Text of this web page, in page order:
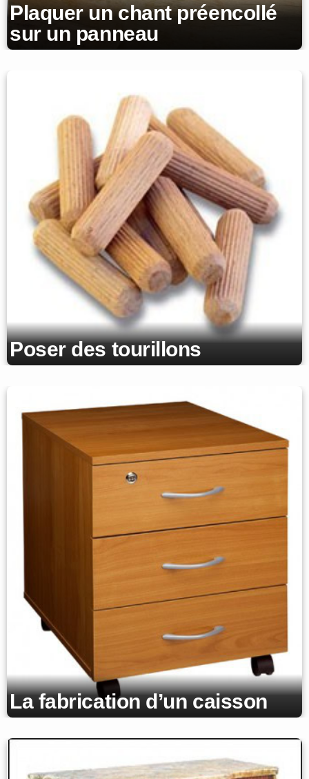
Plaquer un chant préencollé
sur un panneau
Poser des tourillons
La fabrication d’un caisson